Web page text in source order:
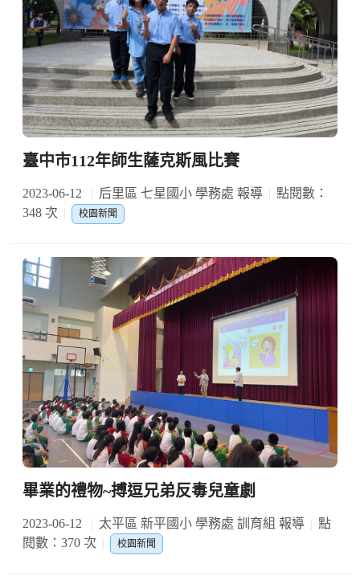
臺中市112年師生薩克斯風比賽
2023-06-12 后里區 七星國小 學務處 報導
點閱數：
348 次
校園新聞
畢業的禮物~搏逗兄弟反毒兒童劇
2023-06-12 太平區 新平國小 學務處 訓育組 報導
點
閱數：370 次
校園新聞